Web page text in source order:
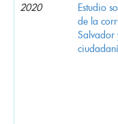
2020
Estudio
de la
Salvador